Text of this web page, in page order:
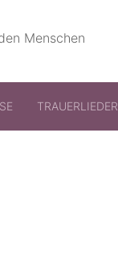
Menschen
TRAUERLIEDER